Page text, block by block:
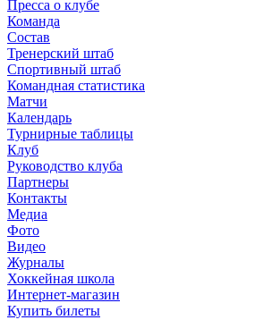
Пресса о клубе
Команда
Состав
Тренерский штаб
Спортивный штаб
Командная статистика
Матчи
Календарь
Турнирные таблицы
Клуб
Руководство клуба
Партнеры
Контакты
Медиа
Фото
Видео
Журналы
Хоккейная школа
Интернет-магазин
Купить билеты